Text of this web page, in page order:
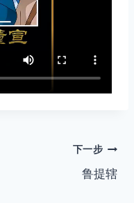
下一步
鲁提辖